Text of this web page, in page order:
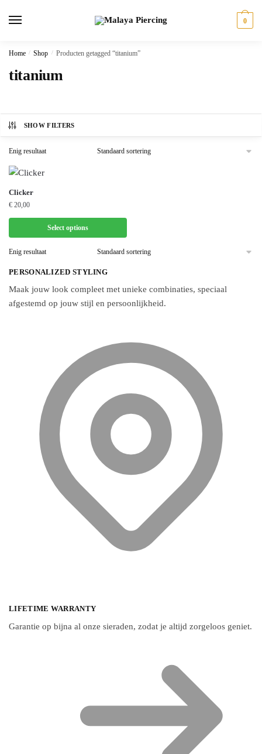
0
Home / Shop / Producten getagged “titanium”
titanium
SHOW FILTERS
Enig resultaat
Clicker
€ 20,00
Select options
Dit
product
heeft
meerdere
variaties.
optie
kan
gekozen
Enig resultaat
PERSONALIZED STYLING
Maak jouw look compleet met unieke combinaties, speciaal
afgestemd op jouw stijl en persoonlijkheid.
LIFETIME WARRANTY
Garantie op bijna al onze sieraden, zodat je altijd zorgeloos geniet.